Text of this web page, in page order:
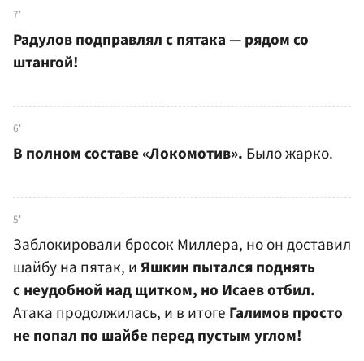
7'
Радулов подправлял с пятака — рядом со
штангой!
6'
В полном составе «Локомотив». Было жарко.
5'
Заблокировали бросок Миллера, но он доставил
шайбу на пятак, иЯшкин пытался поднять
с неудобной над щитком, но Исаев отбил.
Атака продолжилась, и в итоге Галимов просто
не попал по шайбе перед пустым углом!